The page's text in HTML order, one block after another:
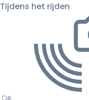
Tijdens het rijden